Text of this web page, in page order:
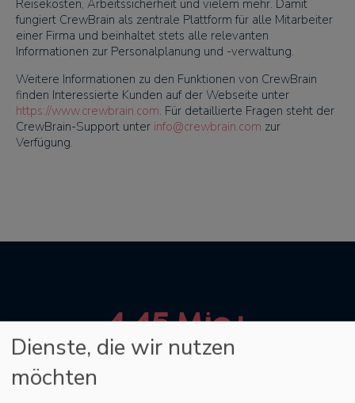
Reisekosten, Arbeitssicherheit und vielem mehr. Damit
fungiert CrewBrain als zentrale Plattform für alle Mitarbeiter
einer Firma und beinhaltet stets alle relevanten
Informationen zur Personalplanung und -verwaltung.
Weitere Informationen zu den Funktionen von CrewBrain
finden Interessierte Kunden auf der Webseite unter
https://www.crewbrain.com. Für detaillierte Fragen steht der
CrewBrain-Support unter info@crewbrain.com zur
Verfügung.
4,45 Mio+
erfolgreich geplante
Dienste, die wir nutzen
möchten